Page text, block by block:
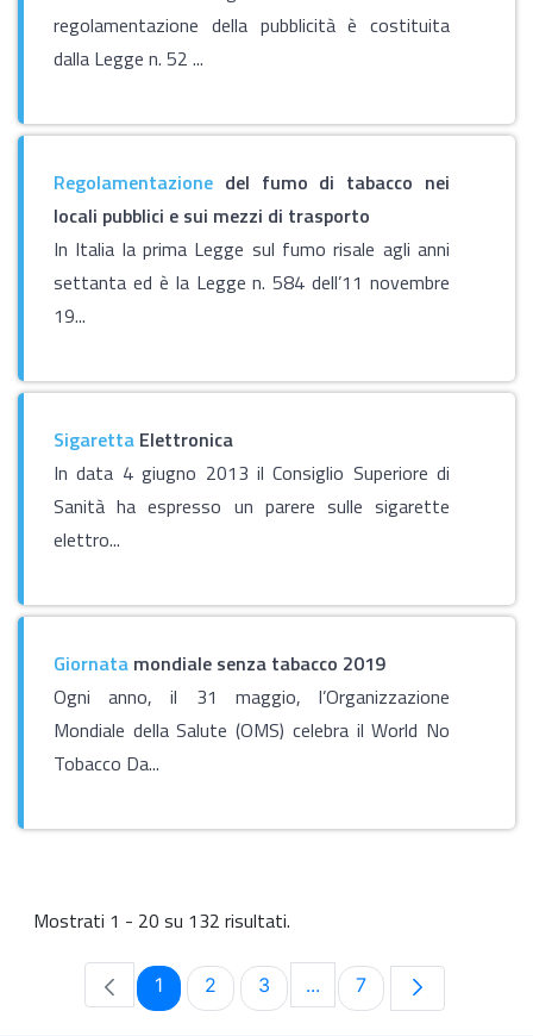
regolamentazione della pubblicità è costituita
dalla Legge n. 52 ...
Regolamentazione del fumo di tabacco nei
locali pubblici e sui mezzi di trasporto
In Italia la prima Legge sul fumo risale agli anni
settanta ed è la Legge n. 584 dell’11 novembre
19...
Sigaretta Elettronica
In data 4 giugno 2013 il Consiglio Superiore di
Sanità ha espresso un parere sulle sigarette
elettro...
Giornata mondiale senza tabacco 2019
Ogni anno, il 31 maggio, l’Organizzazione
Mondiale della Salute (OMS) celebra il World No
Tobacco Da...
Mostrati 1 - 20 su 132 risultati.
Pagina
1 Pagina
2 Pagina
3 ...Pagine intermedie Use
Pagina
7